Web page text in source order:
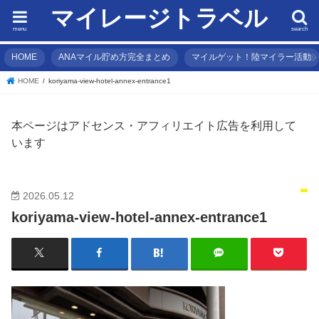
マイレージトラベル search
menu
HOME ANAマイル貯め方完全まとめ マイルゲット！陸マイラー活動
HOME koriyama-view-hotel-annex-entrance1
本ページはアドセンス・アフィリエイト広告を利用して
います
2026.05.12
koriyama-view-hotel-annex-entrance1